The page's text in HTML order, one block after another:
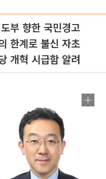
부 향한 국민경고
한계로 불신 자초
개혁 시급함 알려